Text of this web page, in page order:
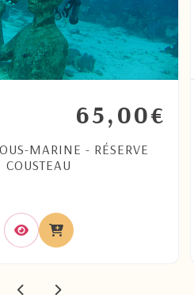
65,00€
MARINE - RÉSERVE
COUSTEAU